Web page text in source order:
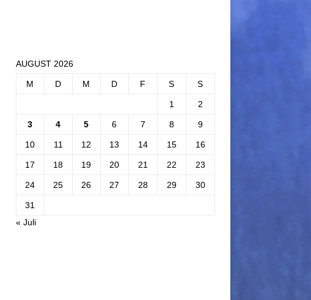
AUGUST 2026
M D M D F S S
1 2
3 4 5 6 7 8 9
10 11 12 13 14 15 16
17 18 19 20 21 22 23
24 25 26 27 28 29 30
31
« Juli